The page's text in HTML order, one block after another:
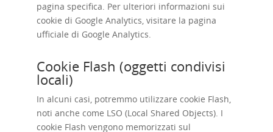
pagina specifica. Per ulteriori informazioni sui
cookie di Google Analytics, visitare la pagina
ufficiale di Google Analytics.
Cookie Flash (oggetti condivisi
locali)
In alcuni casi, potremmo utilizzare cookie Flash,
noti anche come LSO (Local Shared Objects). I
cookie Flash vengono memorizzati sul